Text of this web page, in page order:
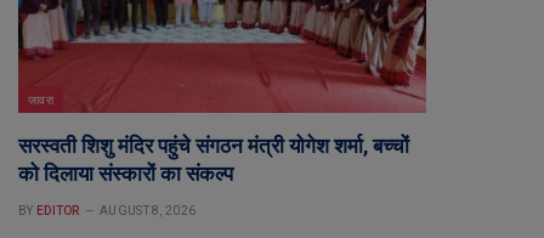
जावरा
सरस्वती शिशु मंदिर पहुंचे संगठन मंत्री योगेश शर्मा, बच्चों
को दिलाया संस्कारों का संकल्प
BY EDITOR AUGUST 8, 2026